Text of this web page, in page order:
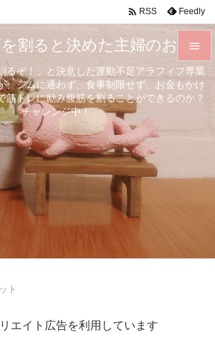
割ると決めた主婦のお話
るぞ！」と決意した運動不足アラフィフ専業
、ジムに通わず、食事制限せず、お金もかけ
筋トレに励み腹筋を割ることができるのか？
チャレンジ中！


メニュ
 RSS Feedly
ト
エイト広告を利用しています